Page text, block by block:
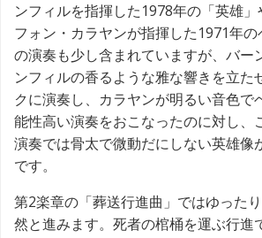
ンフィルを指揮した1978年の「英雄」
フォン・カラヤンが指揮した1971年の
の演奏も少し含まれていますが、バー
ンフィルの香るような雅な響きを立た
クに演奏し、カラヤンが明るい音色で
能性高い演奏をおこなったのに対し、
演奏では骨太で微動だにしない英雄像
です。
第2楽章の「葬送行進曲」ではゆった
然と進みます。死者の棺桶を運ぶ行進